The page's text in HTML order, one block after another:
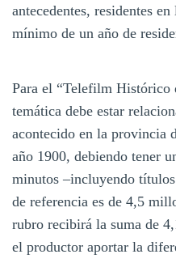
antecedentes, residentes
mínimo de un año de
Para el “Telefilm Histórico
temática debe estar
acontecido en la provincia
año 1900, debiendo tener
minutos –incluyendo
de referencia es de 4,5
rubro recibirá la suma de
el productor aportar la